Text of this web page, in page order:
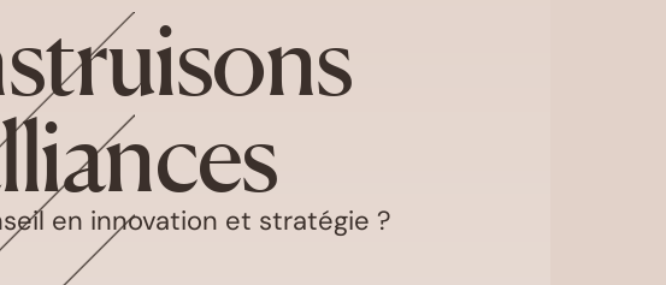
en innovation et stratégie ?